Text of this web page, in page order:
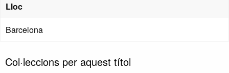
Lloc
Barcelona
Col·leccions per aquest títol